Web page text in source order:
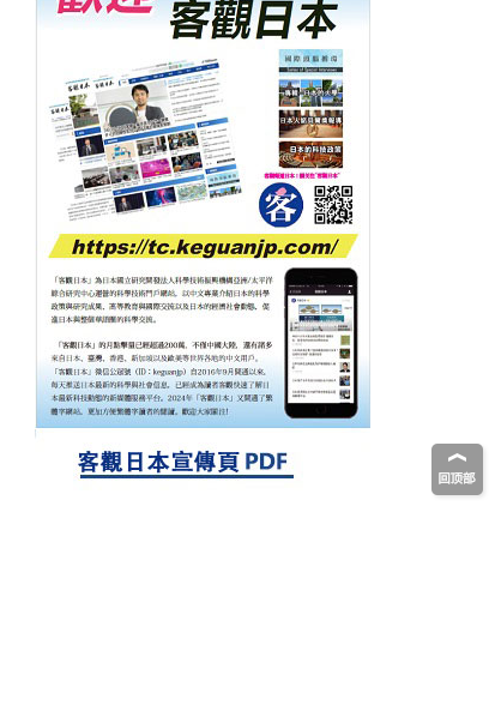
因菌株而異
經濟・社會
【AI法下篇】如何應對AI的不可控性——中
央大學平野晉教授專訪
科學研究
【JST事業成果】開發低成本與低功耗的新型
AI處理器
政策
日本科研費增設國際共同研究強化新類別，
促進青年研究人員赴海外開展研究
經濟・社會
鐵道綜研新任理事長蘆谷公稔：依託超導和
防災等核心優勢服務社會
科學研究
東京大學通過葉綠體基因組編輯技術強化碳
固定酵素，成功提高光合作用能力與生產力
科學研究
藤田醫科大學等成功鑑定出非結核分枝桿菌
生存的必需基因，首次揭示該基因的必要性
因菌株而異
瀧川 進 戴維